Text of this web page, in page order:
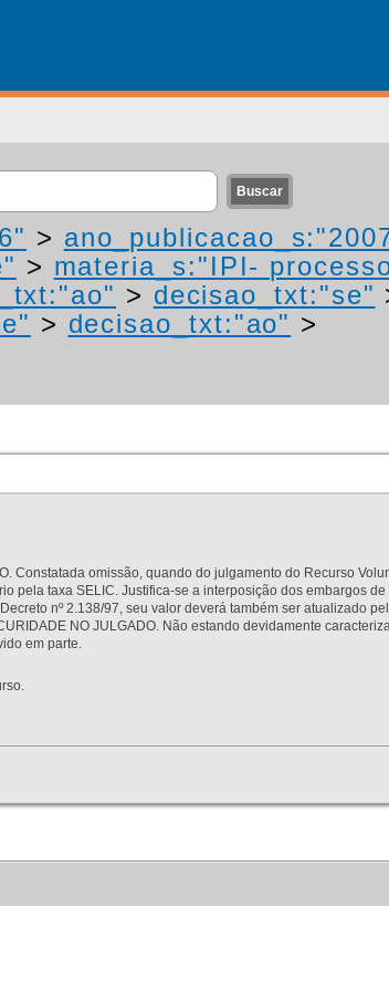
>
> materia_s:"IPI-
> decisao_txt:"se"
> decisao_txt:"ao" >
Constatada omissão, quando do julgamento do Recurso
pela taxa SELIC. Justifica-se a interposição dos embargos
nº 2.138/97, seu valor deverá também ser atualizado
NO JULGADO. Não estando devidamente
em parte.